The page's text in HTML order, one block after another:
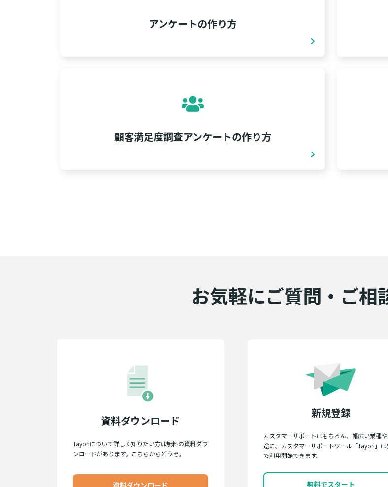
アンケートの作り方
顧客満足度調査アンケートの作り方
お気軽にご質問・ご相
資料ダウンロード
Tayoriについて詳しく知りたい方は無料の資料ダウ
ンロードがあります。こちらからどうぞ。
資料ダウンロード
新規登録
カスタマーサポートはもちろん、幅広い業種
途に。カスタマーサポートツール「Tayori」は
で利用開始できます。
無料でスタート